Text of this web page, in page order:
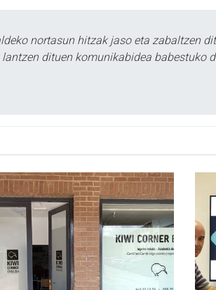
nortasun hitzak jaso eta zabaltzen
dituen komunikabidea babestuko